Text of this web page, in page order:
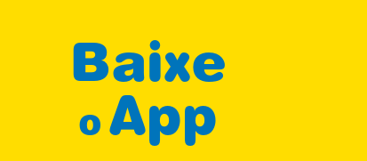
Baixe
oApp